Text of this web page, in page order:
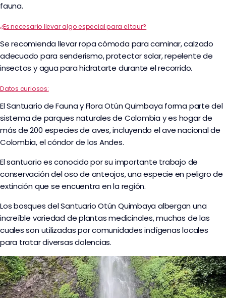
fauna.
¿Es necesario llevar algo especial para el tour?
Se recomienda llevar ropa cómoda para caminar, calzado
adecuado para senderismo, protector solar, repelente de
insectos y agua para hidratarte durante el recorrido.
Datos curiosos:
El Santuario de Fauna y Flora Otún Quimbaya forma parte del
sistema de parques naturales de Colombia y es hogar de
más de 200 especies de aves, incluyendo el ave nacional de
Colombia, el cóndor de los Andes.
El santuario es conocido por su importante trabajo de
conservación del oso de anteojos, una especie en peligro de
extinción que se encuentra en la región.
Los bosques del Santuario Otún Quimbaya albergan una
increíble variedad de plantas medicinales, muchas de las
cuales son utilizadas por comunidades indígenas locales
para tratar diversas dolencias.